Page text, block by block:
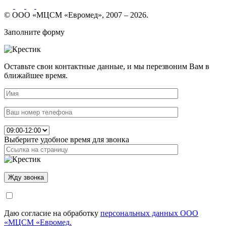
© ООО «МЦСМ «Евромед», 2007 – 2026.
Заполните форму
Оставьте свои контактные данные, и мы перезвоним Вам в
ближайшее время.
Выберите удобное время для звонка
Даю согласие на обработку персональных данных ООО
«МЦСМ «Евромед.